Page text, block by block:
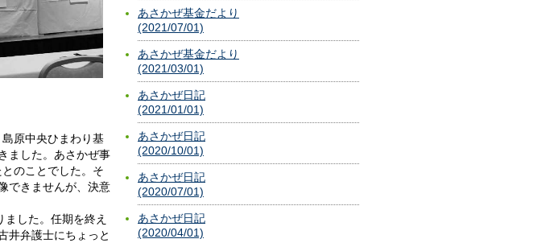
原中央ひまわり基
ました。あさかぜ事
のことでした。そ
できませんが、決意
した。任期を終え
井弁護士にちょっと
あさかぜ基金だより
(2021/07/01)
あさかぜ基金だより
(2021/03/01)
あさかぜ日記
(2021/01/01)
あさかぜ日記
(2020/10/01)
あさかぜ日記
(2020/07/01)
あさかぜ日記
(2020/04/01)